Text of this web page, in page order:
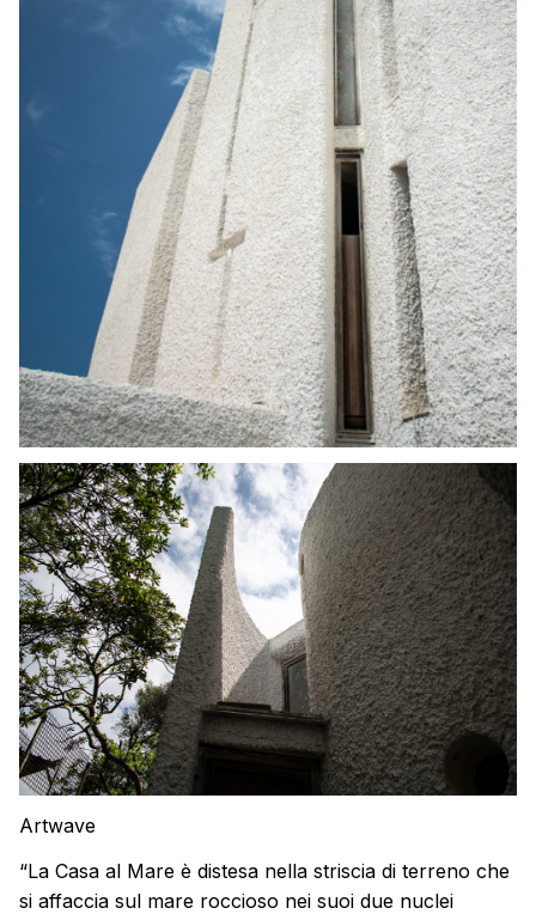
Artwave
“La Casa al Mare è distesa nella striscia di terreno che
si affaccia sul mare roccioso nei suoi due nuclei